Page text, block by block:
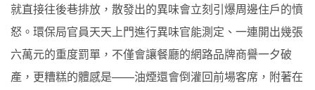
就直接往後巷排放，散發出的異味會立刻引爆周邊住戶的憤
怒。環保局官員天天上門進行異味官能測定、一連開出幾張
六萬元的重度罰單，不僅會讓餐廳的網路品牌商譽一夕破
產，更糟糕的體感是——油煙還會倒灌回前場客席，附著在